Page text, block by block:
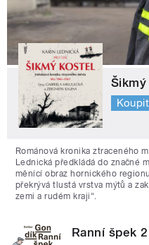
Koupit
Románová kronika ztraceného
Lednická předkládá do značné
měnící obraz hornického
překrývá tlustá vrstva mýtů a
zemi a rudém kraji“.
Ranní špek 2